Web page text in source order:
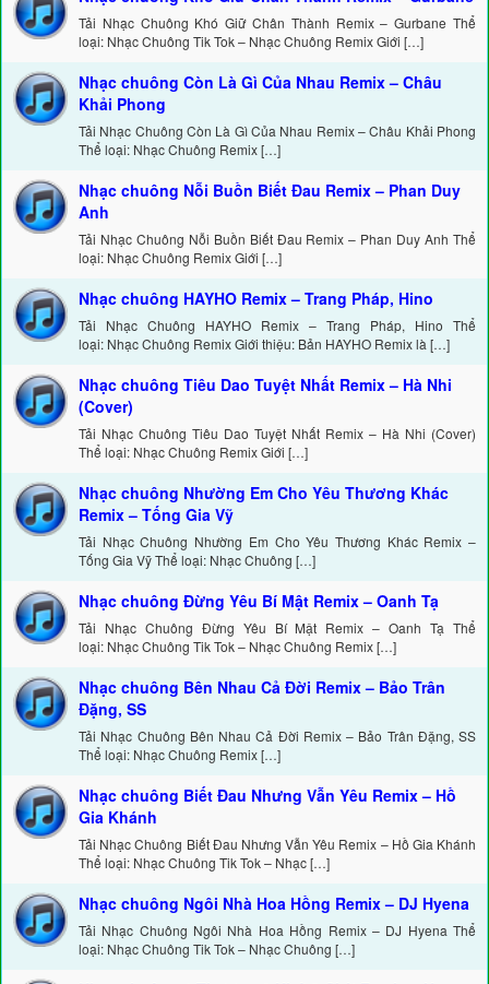
Tải Nhạc Chuông Khó Giữ Chân Thành Remix – Gurbane Thể
loại: Nhạc Chuông Tik Tok – Nhạc Chuông Remix Giới […]
Nhạc chuông Còn Là Gì Của Nhau Remix – Châu
Khải Phong
Tải Nhạc Chuông Còn Là Gì Của Nhau Remix – Châu Khải Phong
Thể loại: Nhạc Chuông Remix […]
Nhạc chuông Nỗi Buồn Biết Đau Remix – Phan Duy
Anh
Tải Nhạc Chuông Nỗi Buồn Biết Đau Remix – Phan Duy Anh Thể
loại: Nhạc Chuông Remix Giới […]
Nhạc chuông HAYHO Remix – Trang Pháp, Hino
Tải Nhạc Chuông HAYHO Remix – Trang Pháp, Hino Thể
loại: Nhạc Chuông Remix Giới thiệu: Bản HAYHO Remix là […]
Nhạc chuông Tiêu Dao Tuyệt Nhất Remix – Hà Nhi
(Cover)
Tải Nhạc Chuông Tiêu Dao Tuyệt Nhất Remix – Hà Nhi (Cover)
Thể loại: Nhạc Chuông Remix Giới […]
Nhạc chuông Nhường Em Cho Yêu Thương Khác
Remix – Tống Gia Vỹ
Tải Nhạc Chuông Nhường Em Cho Yêu Thương Khác Remix –
Tống Gia Vỹ Thể loại: Nhạc Chuông […]
Nhạc chuông Đừng Yêu Bí Mật Remix – Oanh Tạ
Tải Nhạc Chuông Đừng Yêu Bí Mật Remix – Oanh Tạ Thể
loại: Nhạc Chuông Tik Tok – Nhạc Chuông Remix […]
Nhạc chuông Bên Nhau Cả Đời Remix – Bảo Trân
Đặng, SS
Tải Nhạc Chuông Bên Nhau Cả Đời Remix – Bảo Trân Đặng, SS
Thể loại: Nhạc Chuông Remix […]
Nhạc chuông Biết Đau Nhưng Vẫn Yêu Remix – Hồ
Gia Khánh
Tải Nhạc Chuông Biết Đau Nhưng Vẫn Yêu Remix – Hồ Gia Khánh
Thể loại: Nhạc Chuông Tik Tok – Nhạc […]
Nhạc chuông Ngôi Nhà Hoa Hồng Remix – DJ Hyena
Tải Nhạc Chuông Ngôi Nhà Hoa Hồng Remix – DJ Hyena Thể
loại: Nhạc Chuông Tik Tok – Nhạc Chuông […]